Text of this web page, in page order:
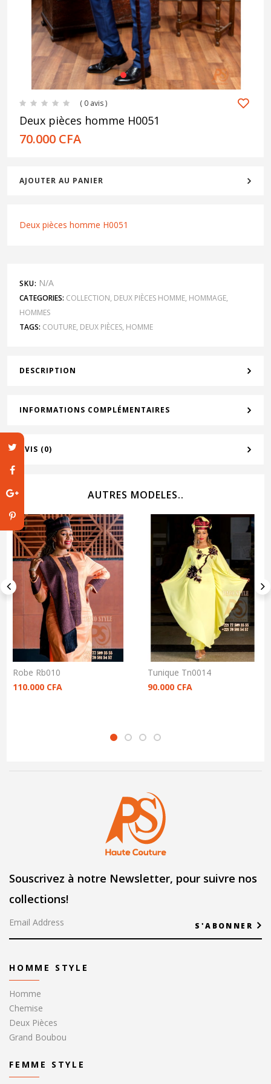
1 2 3
( 0 avis )
Deux pièces homme H0051
70.000 CFA
AJOUTER AU PANIER
Deux pièces homme H0051
SKU: N/A
CATEGORIES: COLLECTION, DEUX PIÈCES HOMME, HOMMAGE,
HOMMES
TAGS: COUTURE, DEUX PIÈCES, HOMME
DESCRIPTION
INFORMATIONS COMPLÉMENTAIRES
AVIS (0)
AUTRES MODELES..
Robe Rb010
110.000 CFA
Tunique Tn0014
90.000 CFA
Souscrivez à notre Newsletter, pour suivre nos
collections!
S'ABONNER
HOMME STYLE
Homme
Chemise
Deux Pièces
Grand Boubou
FEMME STYLE